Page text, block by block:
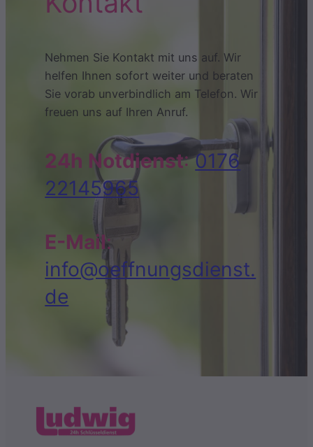
Nehmen Sie Kontakt mit uns auf. Wir
helfen Ihnen sofort weiter und beraten
Sie vorab unverbindlich am Telefon. Wir
freuen uns auf Ihren Anruf.
24h Notdienst:0176
22145965
E-Mail:
info@oeffnungsdienst.
de